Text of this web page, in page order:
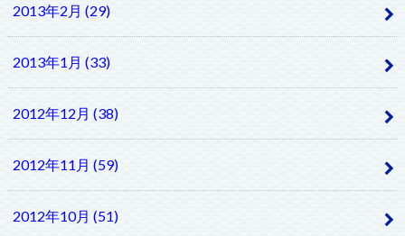
2013年2月 (29)
2013年1月 (33)
2012年12月 (38)
2012年11月 (59)
2012年10月 (51)